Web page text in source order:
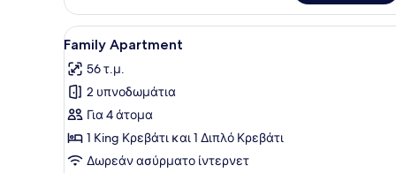
Deluxe
Room
Προβολή
όλων
των
φωτογραφιών
για
Family
Apartment
Ένα δωμάτιο ξενοδοχείου
9
Family Apartment
56 τ.μ.
2 υπνοδωμάτια
Για 4 άτομα
1 King Κρεβάτι και 1 Διπλό Κρεβάτι
Δωρεάν ασύρματο ίντερνετ